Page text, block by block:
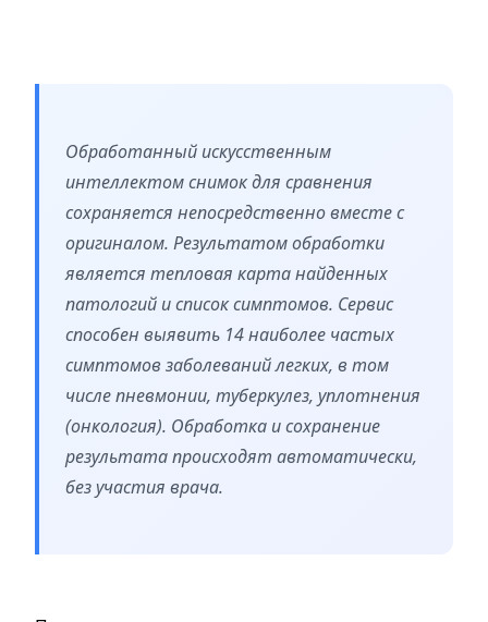
Обработанный искусственным
интеллектом снимок для сравнения
сохраняется непосредственно вместе с
оригиналом. Результатом обработки
является тепловая карта найденных
патологий и список симптомов. Сервис
способен выявить 14 наиболее частых
симптомов заболеваний легких, в том
числе пневмонии, туберкулез, уплотнения
(онкология). Обработка и сохранение
результата происходят автоматически,
без участия врача.